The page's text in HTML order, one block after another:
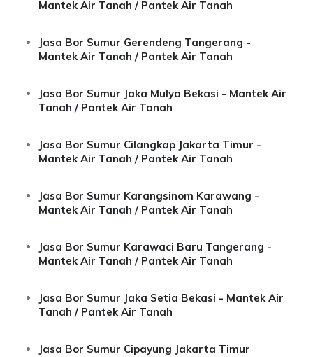
Mantek Air Tanah / Pantek Air Tanah
Jasa Bor Sumur Gerendeng Tangerang -
Mantek Air Tanah / Pantek Air Tanah
Jasa Bor Sumur Jaka Mulya Bekasi - Mantek Air
Tanah / Pantek Air Tanah
Jasa Bor Sumur Cilangkap Jakarta Timur -
Mantek Air Tanah / Pantek Air Tanah
Jasa Bor Sumur Karangsinom Karawang -
Mantek Air Tanah / Pantek Air Tanah
Jasa Bor Sumur Karawaci Baru Tangerang -
Mantek Air Tanah / Pantek Air Tanah
Jasa Bor Sumur Jaka Setia Bekasi - Mantek Air
Tanah / Pantek Air Tanah
Jasa Bor Sumur Cipayung Jakarta Timur